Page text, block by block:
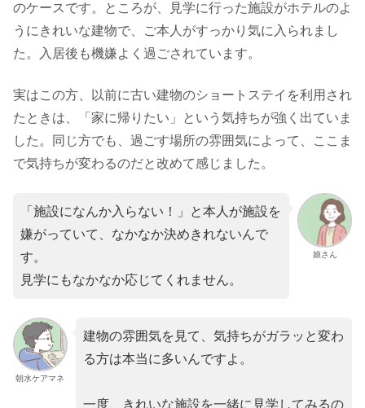
のケースです。ところが、見学に行った施設がホテルのよ
うにきれいな建物で、ご本人がすっかり気に入られまし
た。入居後も機嫌よく過ごされています。
実はこの方、以前に古い建物のショートステイを利用され
たときは、「家に帰りたい」という気持ちが強く出ていま
した。同じ方でも、過ごす場所の雰囲気によって、ここま
で気持ちが変わるのだと改めて感じました。
娘さん
「施設になんか入らない！」と本人が施設を
嫌がっていて、なかなか決めきれないんで
す。
見学にもなかなか応じてくれません。
朝水ケアマネ
建物の雰囲気を見て、気持ちがガラッと変わ
る方は本当に多いんですよ。
一度、きれいな施設を一緒に見学してみるの